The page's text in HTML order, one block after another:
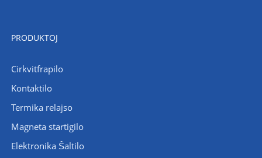
PRODUKTOJ
Cirkvitfrapilo
Kontaktilo
Termika relajso
Magneta startigilo
Elektronika Ŝaltilo